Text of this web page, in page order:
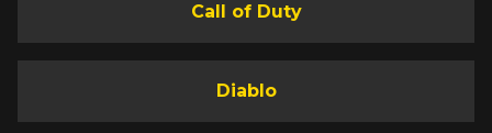
Call of Duty
Diablo